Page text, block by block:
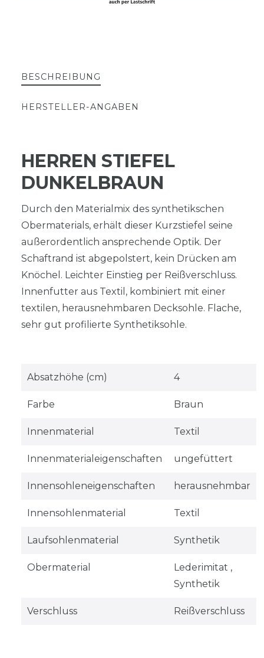
BESCHREIBUNG
HERSTELLER-ANGABEN
HERREN STIEFEL
DUNKELBRAUN
Durch den Materialmix des synthetikschen
Obermaterials, erhält dieser Kurzstiefel seine
außerordentlich ansprechende Optik. Der
Schaftrand ist abgepolstert, kein Drücken am
Knöchel. Leichter Einstieg per Reißverschluss.
Innenfutter aus Textil, kombiniert mit einer
textilen, herausnehmbaren Decksohle. Flache,
sehr gut profilierte Synthetiksohle.
Absatzhöhe (cm) 4
Farbe Braun
Innenmaterial Textil
Innenmaterialeigenschaften ungefüttert
Innensohleneigenschaften herausnehmbar
Innensohlenmaterial Textil
Laufsohlenmaterial Synthetik
Obermaterial
Lederimitat ,
Synthetik
Verschluss Reißverschluss